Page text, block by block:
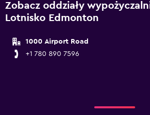
Zobacz oddziały
Lotnisko Edmonton
1000 Airport Road
+1 780 890 7596